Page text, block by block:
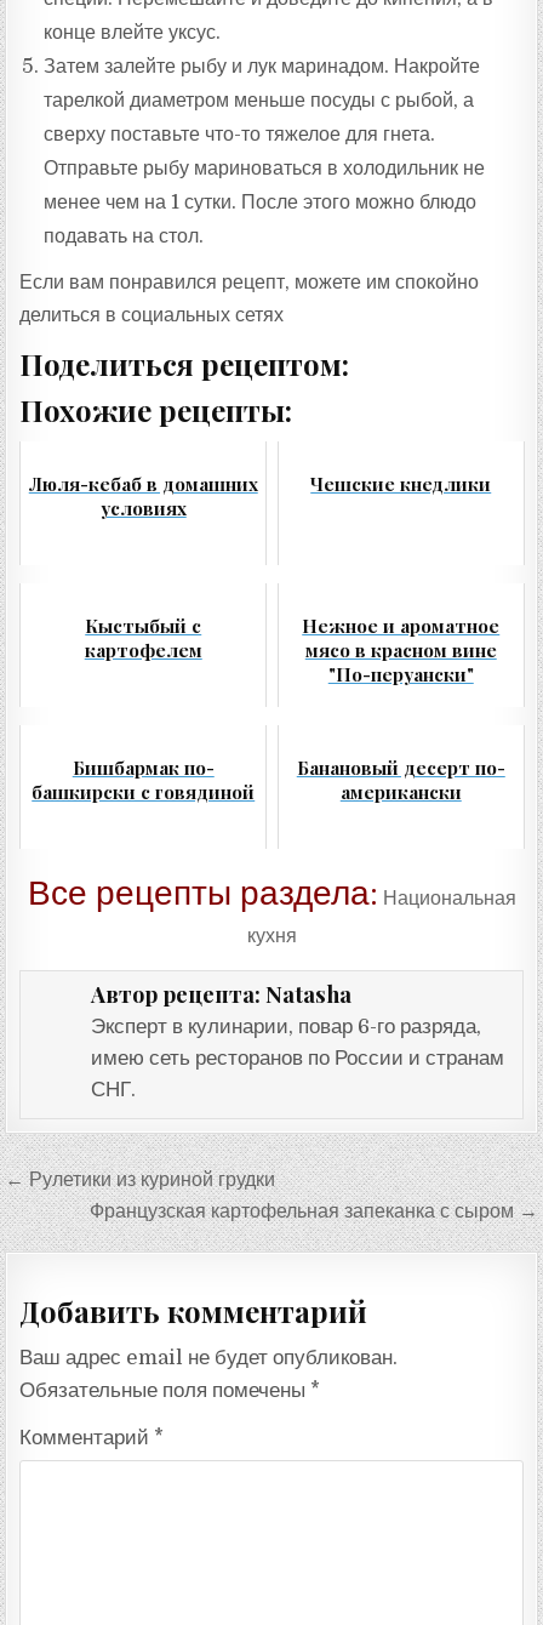
конце влейте уксус.
Затем залейте рыбу и лук маринадом. Накройте
тарелкой диаметром меньше посуды с рыбой, а
сверху поставьте что-то тяжелое для гнета.
Отправьте рыбу мариноваться в холодильник не
менее чем на 1 сутки. После этого можно блюдо
подавать на стол.
Если вам понравился рецепт, можете им спокойно
делиться в социальных сетях
Поделиться рецептом:
Похожие рецепты:
Люля-кебаб в домашних
условиях
Чешские кнедлики
Кыстыбый с
картофелем
Нежное и ароматное
мясо в красном вине
"По-перуански"
Бишбармак по-
башкирски с говядиной
Банановый десерт по-
американски
Все рецепты раздела: Национальная
кухня
Автор рецепта: Natasha
Эксперт в кулинарии, повар 6-го разряда,
имею сеть ресторанов по России и странам
СНГ.
Навигация
по
записям
← Рулетики из куриной грудки
Французская картофельная запеканка с сыром →
Добавить комментарий
Ваш адрес email не будет опубликован.
Обязательные поля помечены *
Комментарий *